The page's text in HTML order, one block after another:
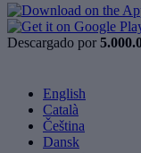
Descargado por
English
Català
Čeština
Dansk